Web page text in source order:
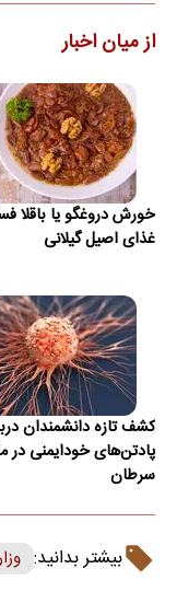
از میان اخبار
خورش دروغگو یا باقلا
غذای اصیل گیلانی
کشف تازه دانشمندان
پادتن‌های خودایمنی در
سرطان
بیشتر بدانید: